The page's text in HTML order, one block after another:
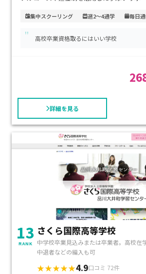
アーバンパークライン「柏駅」西口から徒
利です。学費は年間授業料が約20.4万円に施
円などが加わりますが、入試特典で施設費
集中スクーリング 週2～4通学 毎日
" 高校卒業資格取るにはいい学校
詳細を見る
13
RANK
さくら国際高等学校
中学校卒業見込みまたは卒業者。高校在
中退者などの編入も可
★★★★★4.9口コミ 72件